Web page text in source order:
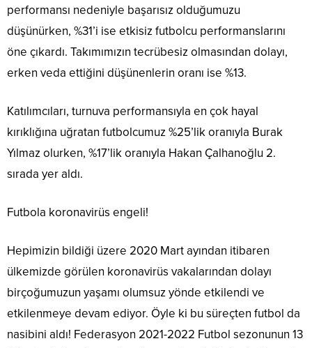
performansı nedeniyle başarısız olduğumuzu
düşünürken, %31’i ise etkisiz futbolcu performanslarını
öne çıkardı. Takımımızın tecrübesiz olmasından dolayı,
erken veda ettiğini düşünenlerin oranı ise %13.
Katılımcıları, turnuva performansıyla en çok hayal
kırıklığına uğratan futbolcumuz %25’lik oranıyla Burak
Yılmaz olurken, %17’lik oranıyla Hakan Çalhanoğlu 2.
sırada yer aldı.
Futbola koronavirüs engeli!
Hepimizin bildiği üzere 2020 Mart ayından itibaren
ülkemizde görülen koronavirüs vakalarından dolayı
birçoğumuzun yaşamı olumsuz yönde etkilendi ve
etkilenmeye devam ediyor. Öyle ki bu süreçten futbol da
nasibini aldı! Federasyon 2021-2022 Futbol sezonunun 13